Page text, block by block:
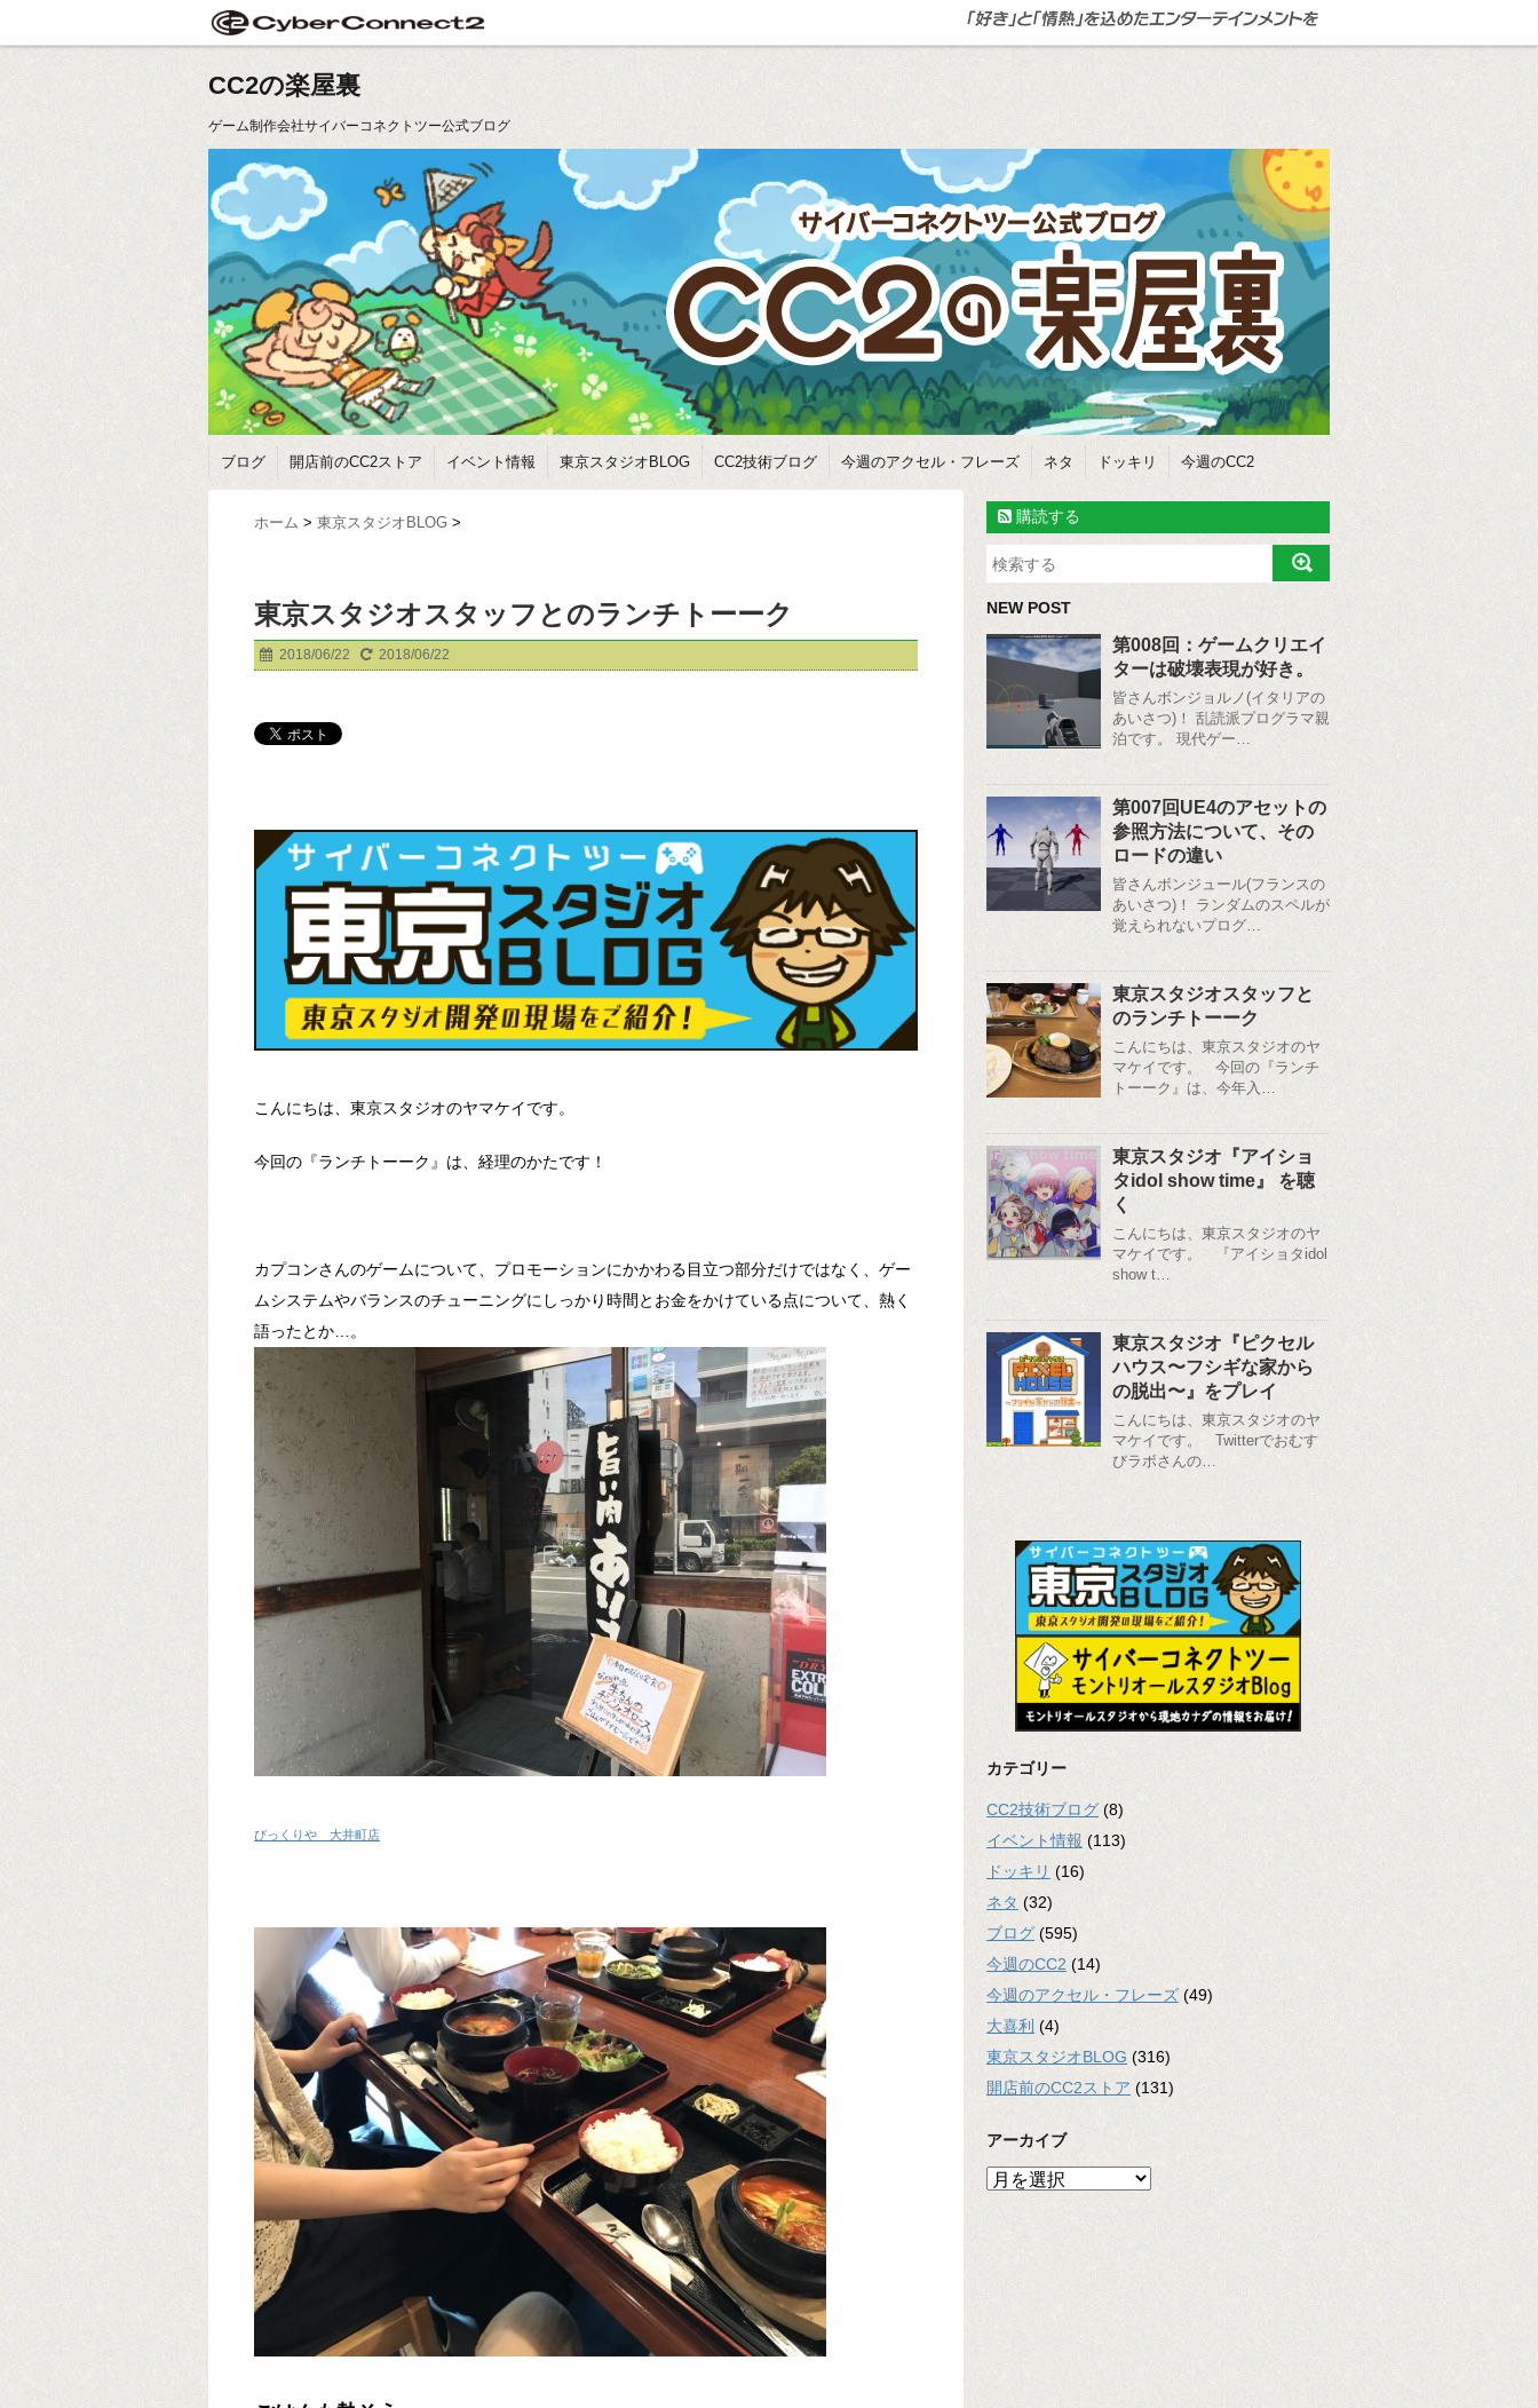
CC2の楽屋裏
ゲーム制作会社サイバーコネクトツー公式ブログ
ブログ 開店前のCC2ストア イベント情報 東京スタジオBLOG CC2技術ブログ 今週のアクセル・フレーズ ネタ ドッキリ 今週のCC2
ホーム > 東京スタジオBLOG >
東京スタジオスタッフとのランチトーーク
2018/06/22 2018/06/22
こんにちは、東京スタジオのヤマケイです。
今回の『ランチトーーク』は、経理のかたです！
カプコンさんのゲームについて、プロモーションにかかわる目立つ部分だけではなく、ゲー
ムシステムやバランスのチューニングにしっかり時間とお金をかけている点について、熱く
語ったとか…。
びっくりや 大井町店
購読する
NEW POST
第008回：ゲームクリエイ
ターは破壊表現が好き。
皆さんボンジョルノ(イタリアの
あいさつ)！ 乱読派プログラマ親
泊です。 現代ゲー…
第007回UE4のアセットの
参照方法について、その
ロードの違い
皆さんボンジュール(フランスの
あいさつ)！ ランダムのスペルが
覚えられないプログ…
東京スタジオスタッフと
のランチトーーク
こんにちは、東京スタジオのヤ
マケイです。 今回の『ランチ
トーーク』は、今年入…
東京スタジオ『アイショ
タidol show time』 を聴
く
こんにちは、東京スタジオのヤ
マケイです。 『アイショタidol
show t…
東京スタジオ『ピクセル
ハウス〜フシギな家から
の脱出〜』をプレイ
こんにちは、東京スタジオのヤ
マケイです。 Twitterでおむす
びラボさんの…
カテゴリー
CC2技術ブログ (8)
イベント情報 (113)
ドッキリ (16)
ネタ (32)
ブログ (595)
今週のCC2 (14)
今週のアクセル・フレーズ (49)
大喜利 (4)
東京スタジオBLOG (316)
開店前のCC2ストア (131)
アーカイブ
ア